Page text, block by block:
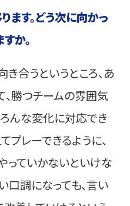
す。どう次に向かっ
か。
合うというところ、あ
、勝つチームの雰囲気
んな変化に対応でき
プレーできるように、
っていかないといけな
口調になっても、言い